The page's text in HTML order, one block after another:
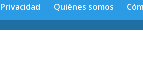
Privacidad Quiénes somos